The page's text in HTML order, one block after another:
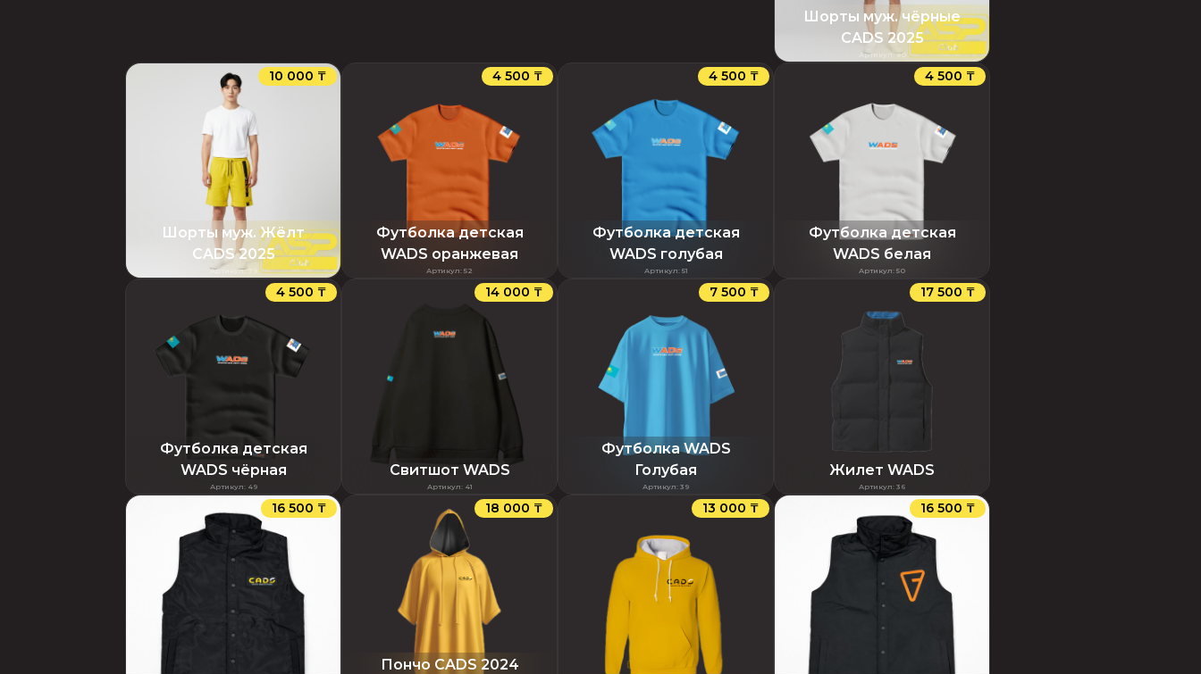
Шорты муж. чёрные
CADS 2025
Артикул 80
10 000 ₸
Шорты муж. Жёлт
CADS 2025
Артикул: 79
4 500 ₸
Футболка детская
WADS оранжевая
Артикул: 52
4 500 ₸
Футболка детская
WADS голубая
Артикул: 51
4 500 ₸
Футболка детская
WADS белая
Артикул: 50
4 500 ₸
Футболка детская
WADS чёрная
Артикул: 49
14 000 ₸
Свитшот WADS
Артикул: 41
7 500 ₸
Футболка WADS
Голубая
Артикул: 39
17 500 ₸
Жилет WADS
Артикул: 36
16 500 ₸ 18 000 ₸
Пончо CADS 2024
13 000 ₸ 16 500 ₸